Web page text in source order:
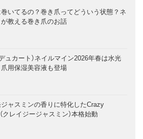
いてるの？巻き爪ってどういう状態？ネ
教える巻き爪のお話
ュカート）ネイルマイン2026年春は水光
用保湿美容液も登場
ャスミンの香りに特化したCrazy
クレイジージャスミン）本格始動